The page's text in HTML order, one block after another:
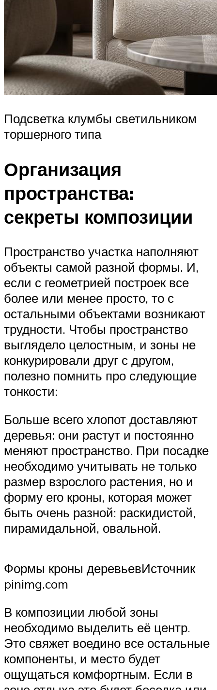
Подсветка клумбы светильником
торшерного типа
Организация
пространства:
секреты композиции
Пространство участка наполняют
объекты самой разной формы. И,
если с геометрией построек все
более или менее просто, то с
остальными объектами возникают
трудности. Чтобы пространство
выглядело целостным, и зоны не
конкурировали друг с другом,
полезно помнить про следующие
тонкости:
Больше всего хлопот доставляют
деревья: они растут и постоянно
меняют пространство. При посадке
необходимо учитывать не только
размер взрослого растения, но и
форму его кроны, которая может
быть очень разной: раскидистой,
пирамидальной, овальной.
Формы кроны деревьевИсточник
pinimg.com
В композиции любой зоны
необходимо выделить её центр.
Это свяжет воедино все остальные
компоненты, и место будет
ощущаться комфортным. Если в